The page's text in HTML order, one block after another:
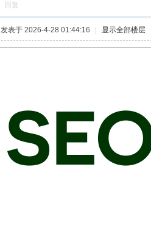
回复
发表于 2026-4-28 01:44:16 显示全部楼层